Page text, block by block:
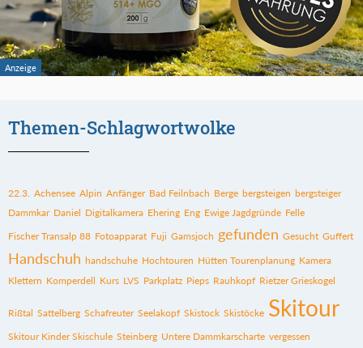
Themen-Schlagwortwolke
22.3. Achensee Alpin Anfänger Bad Feilnbach Berge bergsteigen bergsteiger
Dammkar Daniel Digitalkamera Ehering Eng Ewige Jagdgründe Felle
Fischer Transalp 88 Fotoapparat Fuji Gamsjoch gefunden Gesucht Guffert
Handschuh handschuhe Hochtouren Hütten Tourenplanung Kamera
Klettern Komperdell Kurs LVS Parkplatz Pieps Rauhkopf Rietzer Grieskogel
Rißtal Sattelberg Schafreuter Seelakopf Skistock Skistöcke Skitour
Skitour Kinder Skischule Steinberg Untere Dammkarscharte vergessen